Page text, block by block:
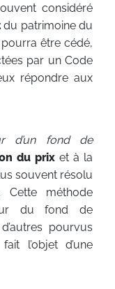
considéré
du patrimoine du
être cédé,
par un Code
répondre aux
d’un fond de
du prix et à la
souvent résolu
. Cette méthode
du fond de
pourvus
l’objet d’une